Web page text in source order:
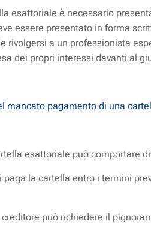
esattoriale è necessario
essere presentato in forma
rivolgersi a un professionista
dei propri interessi davanti al
mancato pagamento di una
esattoriale può comportare
la cartella entro i termini
può richiedere il